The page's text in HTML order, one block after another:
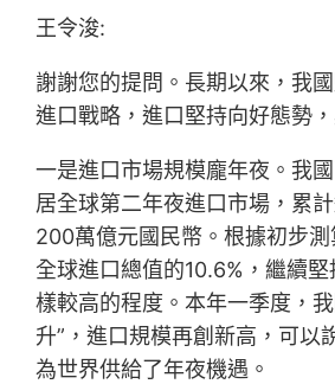
王令浚:
謝謝您的提問。長期以來，我
進口戰略，進口堅持向好態勢，
一是進口市場規模龐年夜。我
居全球第二年夜進口市場，累
200萬億元國民幣。根據初步
全球進口總值的10.6%，繼續堅
樣較高的程度。本年一季度，
升”，進口規模再創新高，可以
為世界供給了年夜機遇。